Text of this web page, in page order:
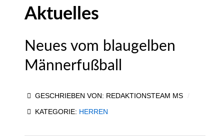
Aktuelles
Neues vom blaugelben
Männerfußball
GESCHRIEBEN VON: REDAKTIONSTEAM MS
KATEGORIE: HERREN